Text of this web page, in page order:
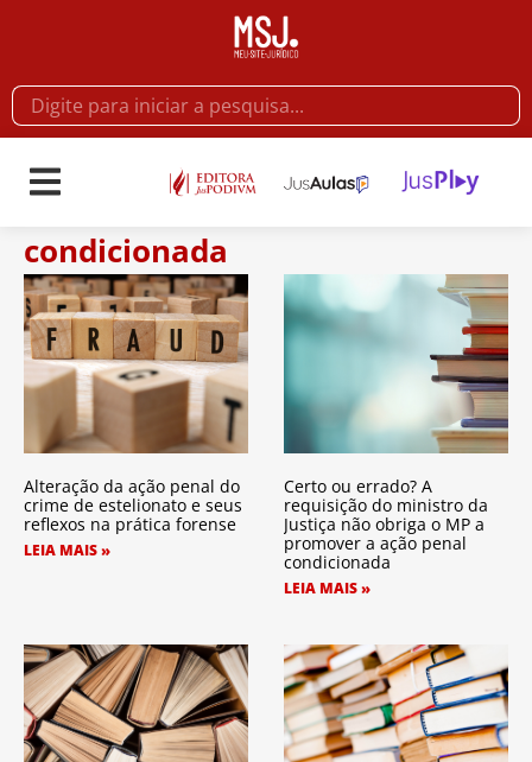
condicionada
Alteração da ação penal do
crime de estelionato e seus
reflexos na prática forense
LEIA MAIS »
Certo ou errado? A
requisição do ministro da
Justiça não obriga o MP a
promover a ação penal
condicionada
LEIA MAIS »